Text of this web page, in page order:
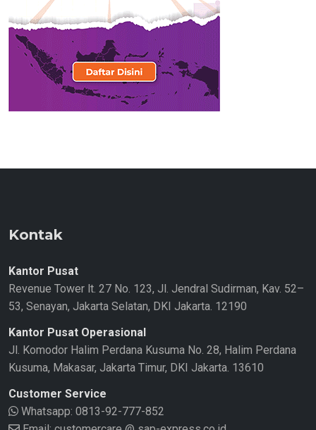
Kontak
Kantor Pusat
Revenue Tower lt. 27 No. 123, Jl. Jendral Sudirman, Kav. 52–
53, Senayan, Jakarta Selatan, DKI Jakarta. 12190
Kantor Pusat Operasional
Jl. Komodor Halim Perdana Kusuma No. 28, Halim Perdana
Kusuma, Makasar, Jakarta Timur, DKI Jakarta. 13610
Customer Service
Whatsapp: 0813-92-777-852